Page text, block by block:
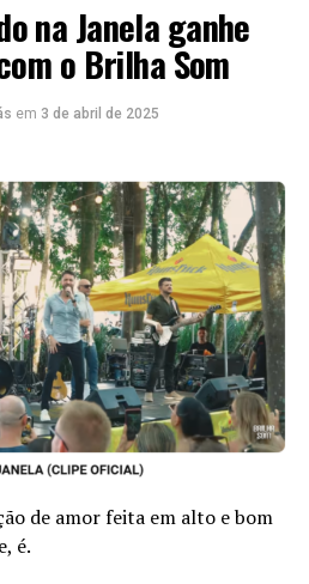
EMANCIPAÇÃO
DO SUL
na Janela ganhe
o Brilha Som
em 3 de abril de 2025
de amor feita em alto e bom
é.